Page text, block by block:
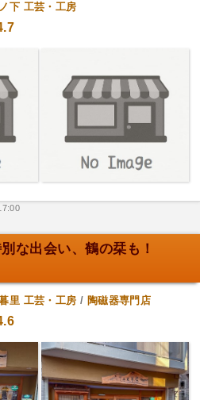
下 工芸・工房
な出会い、鶴の栞も！
里 工芸・工房 / 陶磁器専門店